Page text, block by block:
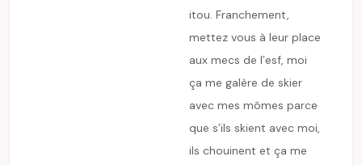
itou. Franchement,
mettez vous à leur place
aux mecs de l’esf, moi
ça me galère de skier
avec mes mômes parce
que s’ils skient avec moi,
ils chouinent et ça me